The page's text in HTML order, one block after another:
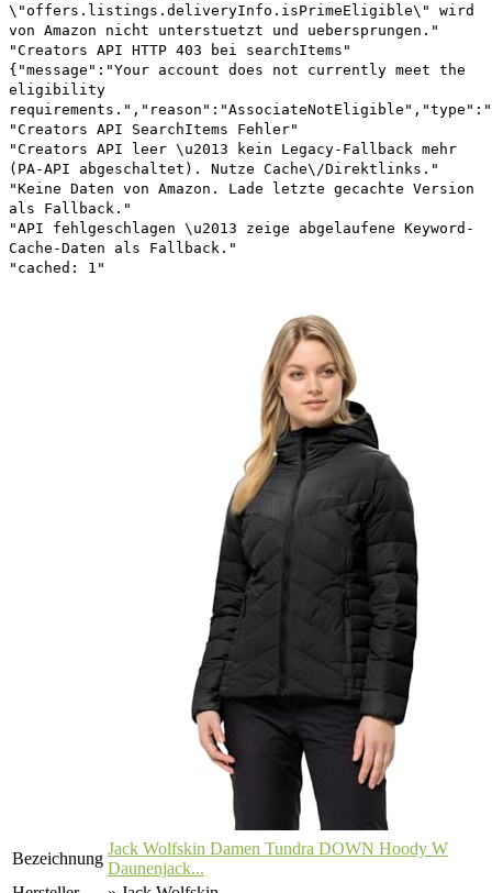
\"offers.listings.deliveryInfo.isPrimeEligible\" wird
von Amazon nicht unterstuetzt und uebersprungen."
"Creators API HTTP 403 bei searchItems"
{"message":"Your account does not currently meet the
eligibility
"Creators API SearchItems Fehler"
"Creators API leer \u2013 kein Legacy-Fallback mehr
(PA-API abgeschaltet). Nutze Cache\/Direktlinks."
"Keine Daten von Amazon. Lade letzte gecachte Version
als Fallback."
"API fehlgeschlagen \u2013 zeige abgelaufene Keyword-
Cache-Daten als Fallback."
"cached: 1"
Bezeichnung
Jack Wolfskin Damen Tundra DOWN Hoody W
Daunenjack...